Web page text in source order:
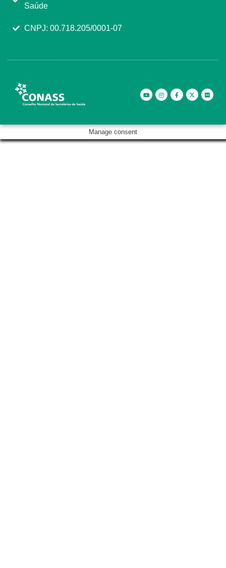
Saúde
CNPJ: 00.718.205/0001-07
Manage consent